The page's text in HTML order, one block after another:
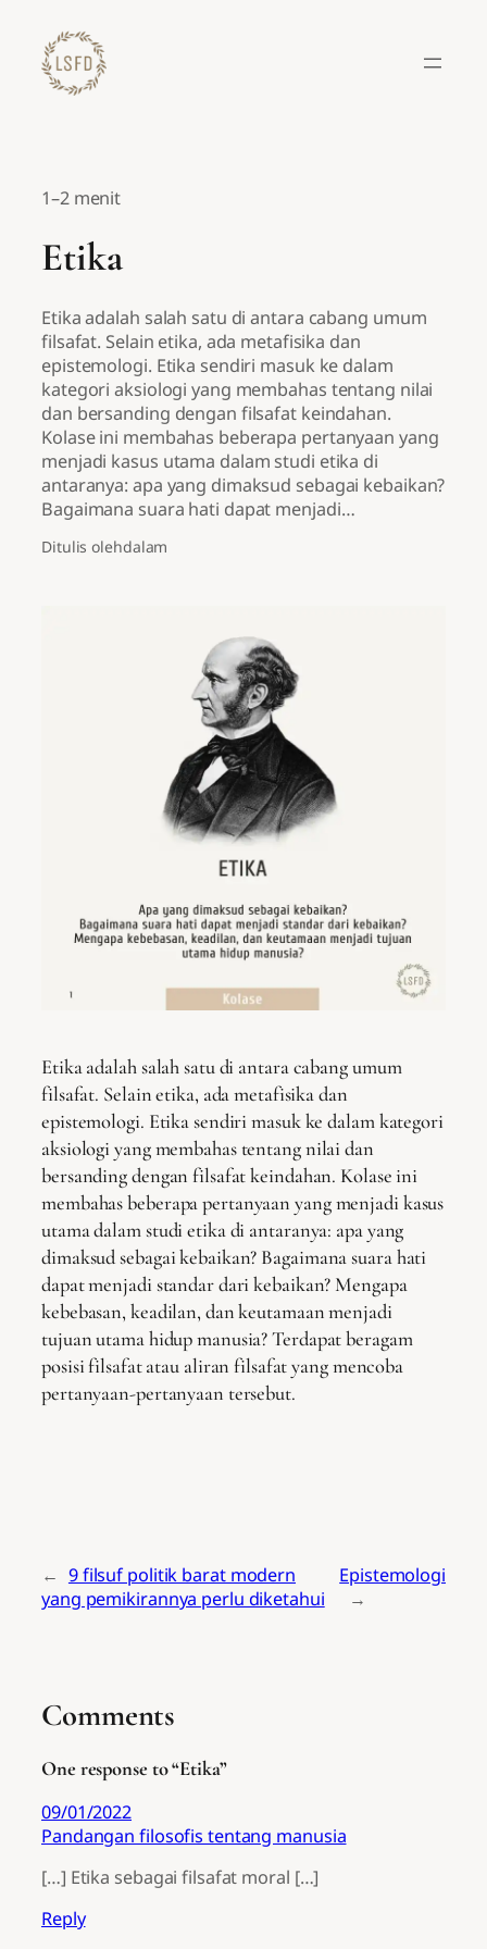
konten
1–2 menit
Etika
Etika adalah salah satu di antara cabang umum
filsafat. Selain etika, ada metafisika dan
epistemologi. Etika sendiri masuk ke dalam
kategori aksiologi yang membahas tentang nilai
dan bersanding dengan filsafat keindahan.
Kolase ini membahas beberapa pertanyaan yang
menjadi kasus utama dalam studi etika di
antaranya: apa yang dimaksud sebagai kebaikan?
Bagaimana suara hati dapat menjadi…
Ditulis olehdalam
Etika adalah salah satu di antara cabang umum
filsafat. Selain etika, ada metafisika dan
epistemologi. Etika sendiri masuk ke dalam kategori
aksiologi yang membahas tentang nilai dan
bersanding dengan filsafat keindahan. Kolase ini
membahas beberapa pertanyaan yang menjadi kasus
utama dalam studi etika di antaranya: apa yang
dimaksud sebagai kebaikan? Bagaimana suara hati
dapat menjadi standar dari kebaikan? Mengapa
kebebasan, keadilan, dan keutamaan menjadi
tujuan utama hidup manusia? Terdapat beragam
posisi filsafat atau aliran filsafat yang mencoba
pertanyaan-pertanyaan tersebut.
← 9 filsuf politik barat modern
yang pemikirannya perlu diketahui
Epistemologi
→
Comments
One response to “Etika”
09/01/2022
Pandangan filosofis tentang manusia
[…] Etika sebagai filsafat moral […]
Reply